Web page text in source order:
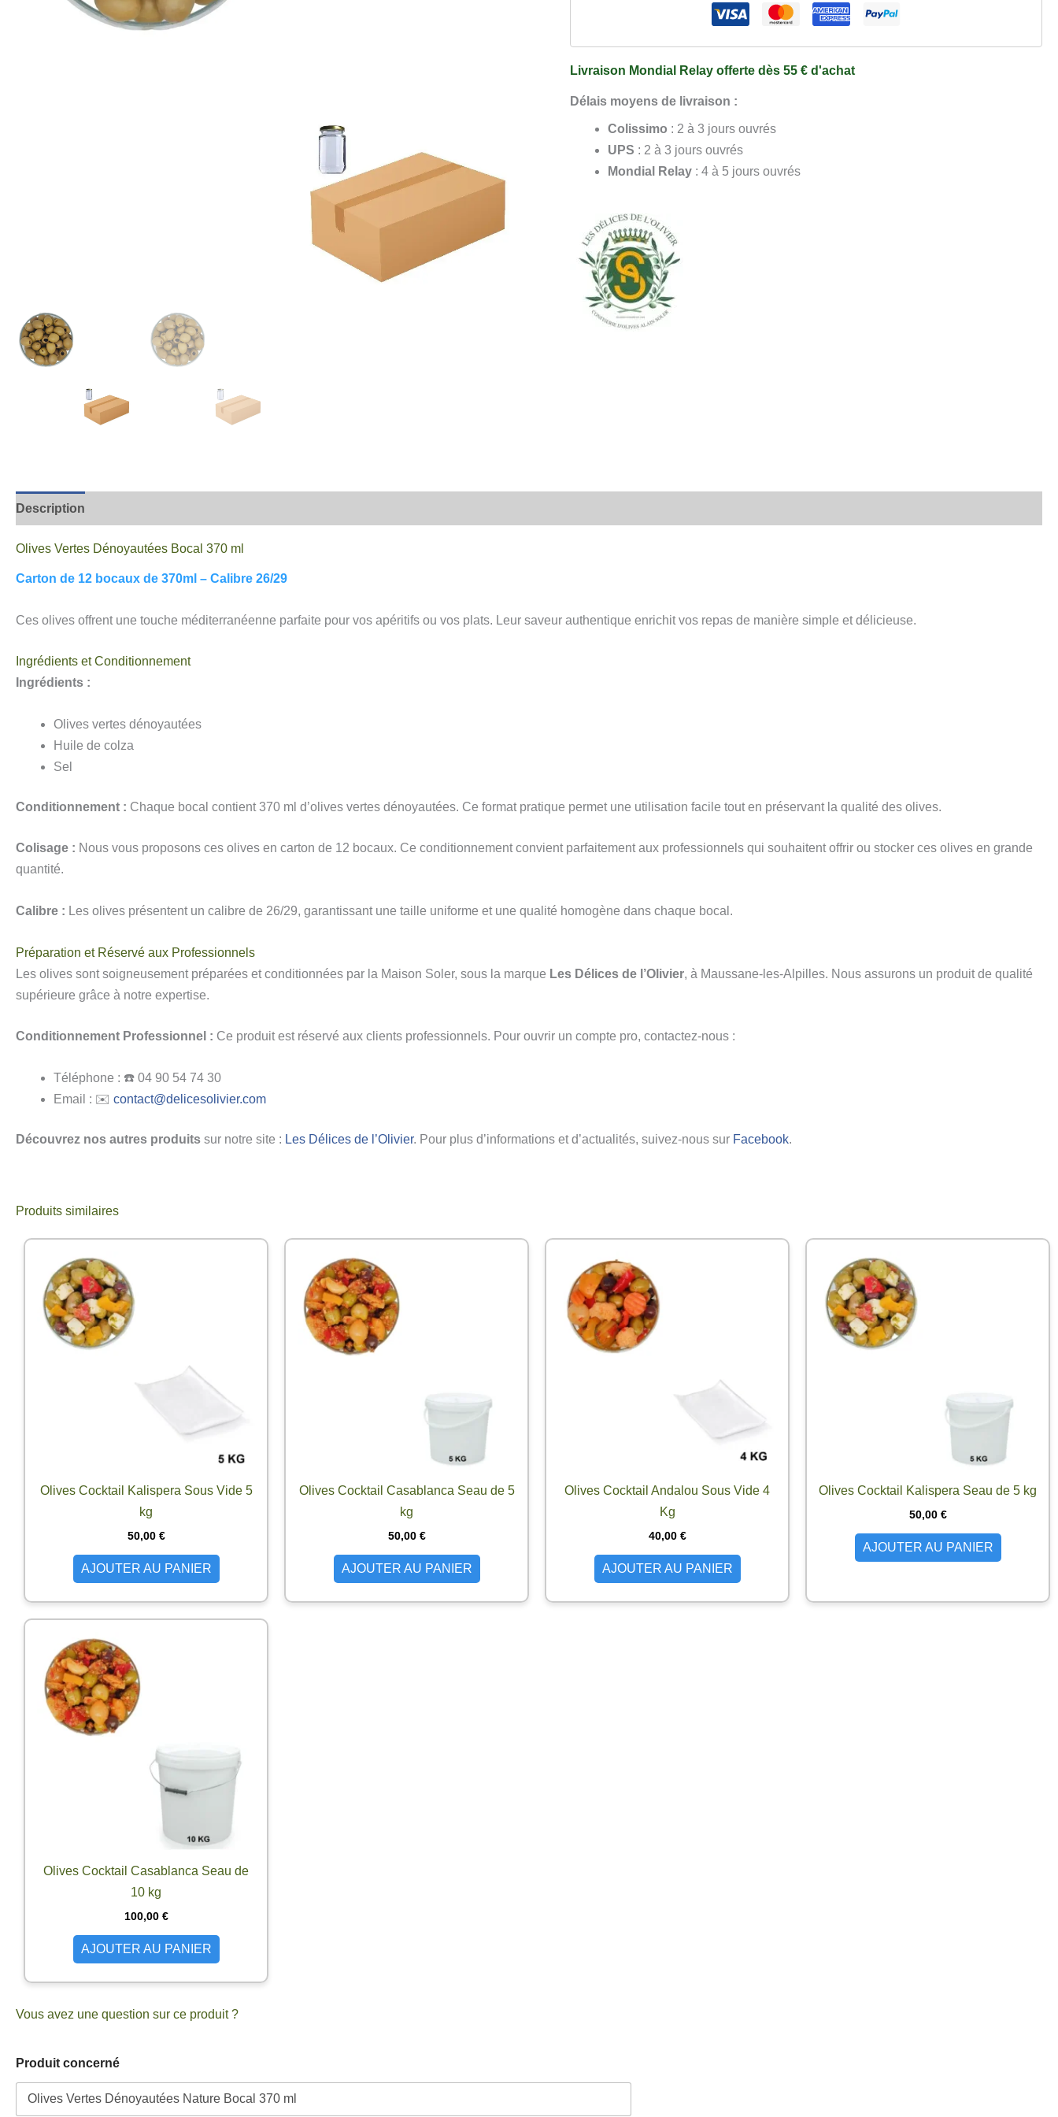
Livraison Mondial Relay offerte dès 55 € d'achat
Délais moyens de livraison :
Colissimo : 2 à 3 jours ouvrés
UPS : 2 à 3 jours ouvrés
Mondial Relay : 4 à 5 jours ouvrés
Description
Olives Vertes Dénoyautées Bocal 370 ml
Carton de 12 bocaux de 370ml – Calibre 26/29
Ces olives offrent une touche méditerranéenne parfaite pour vos apéritifs ou vos plats. Leur saveur authentique enrichit vos repas de manière simple et délicieuse.
Ingrédients et Conditionnement
Ingrédients :
Olives vertes dénoyautées
Huile de colza
Sel
Conditionnement : Chaque bocal contient 370 ml d’olives vertes dénoyautées. Ce format pratique permet une utilisation facile tout en préservant la qualité des olives.
Colisage : Nous vous proposons ces olives en carton de 12 bocaux. Ce conditionnement convient parfaitement aux professionnels qui souhaitent offrir ou stocker ces olives en grande
quantité.
Calibre : Les olives présentent un calibre de 26/29, garantissant une taille uniforme et une qualité homogène dans chaque bocal.
Préparation et Réservé aux Professionnels
Les olives sont soigneusement préparées et conditionnées par la Maison Soler, sous la marque Les Délices de l’Olivier, à Maussane-les-Alpilles. Nous assurons un produit de qualité
supérieure grâce à notre expertise.
Conditionnement Professionnel : Ce produit est réservé aux clients professionnels. Pour ouvrir un compte pro, contactez-nous :
Téléphone : ☎️ 04 90 54 74 30
Email : ✉️ contact@delicesolivier.com
Découvrez nos autres produits sur notre site : Les Délices de l’Olivier. Pour plus d’informations et d’actualités, suivez-nous sur Facebook.
Produits similaires
Olives Cocktail Kalispera Sous Vide 5
kg
50,00 €
AJOUTER AU PANIER
Olives Cocktail Casablanca Seau de 5
kg
50,00 €
AJOUTER AU PANIER
Olives Cocktail Andalou Sous Vide 4
Kg
40,00 €
AJOUTER AU PANIER
Olives Cocktail Kalispera Seau de 5 kg
50,00 €
AJOUTER AU PANIER
Olives Cocktail Casablanca Seau de
10 kg
100,00 €
AJOUTER AU PANIER
Vous avez une question sur ce produit ?
Produit concerné